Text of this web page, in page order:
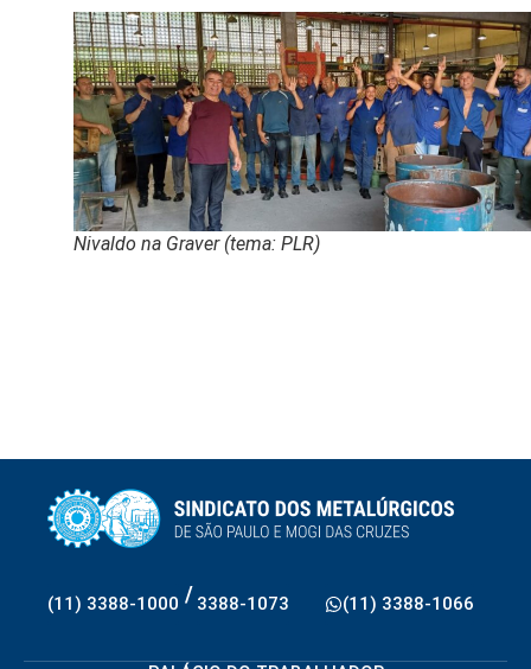
Nivaldo na Graver (tema: PLR)
(11) 3388-1000 / 3388-1073 (11) 3388-1066